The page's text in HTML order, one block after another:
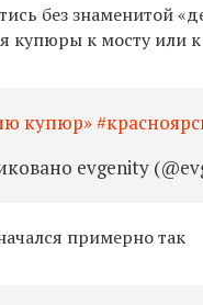
без знаменитой
купюры к мосту или
купюр»
evgenity
примерно так